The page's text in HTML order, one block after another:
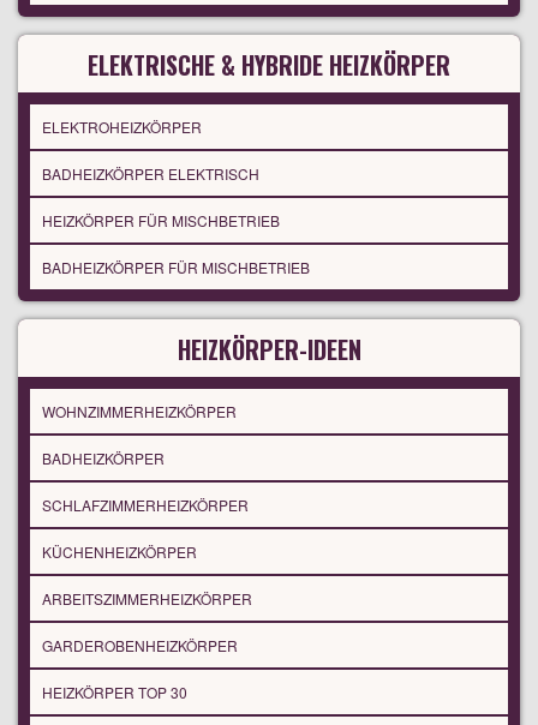
ELEKTRISCHE & HYBRIDE HEIZKÖRPER
ELEKTROHEIZKÖRPER
BADHEIZKÖRPER ELEKTRISCH
HEIZKÖRPER FÜR MISCHBETRIEB
BADHEIZKÖRPER FÜR MISCHBETRIEB
HEIZKÖRPER-IDEEN
WOHNZIMMERHEIZKÖRPER
BADHEIZKÖRPER
SCHLAFZIMMERHEIZKÖRPER
KÜCHENHEIZKÖRPER
ARBEITSZIMMERHEIZKÖRPER
GARDEROBENHEIZKÖRPER
HEIZKÖRPER TOP 30